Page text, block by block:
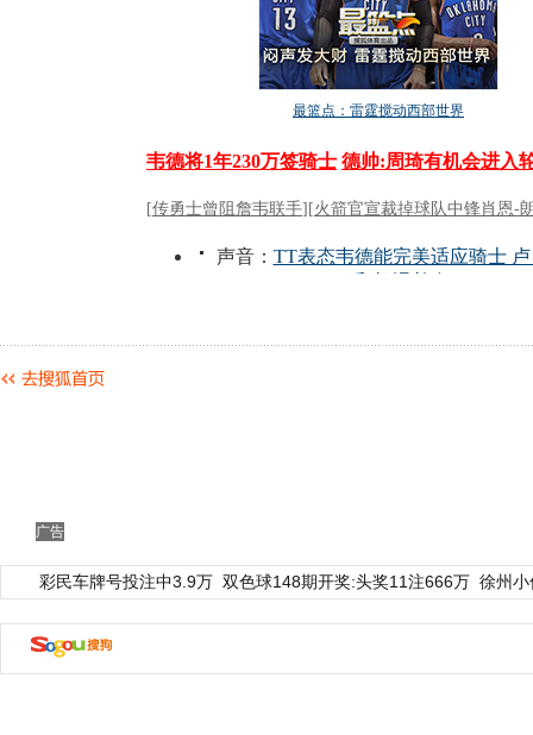
广告
彩民车牌号投注中3.9万 双色球148期开奖:头奖11注666万 徐州